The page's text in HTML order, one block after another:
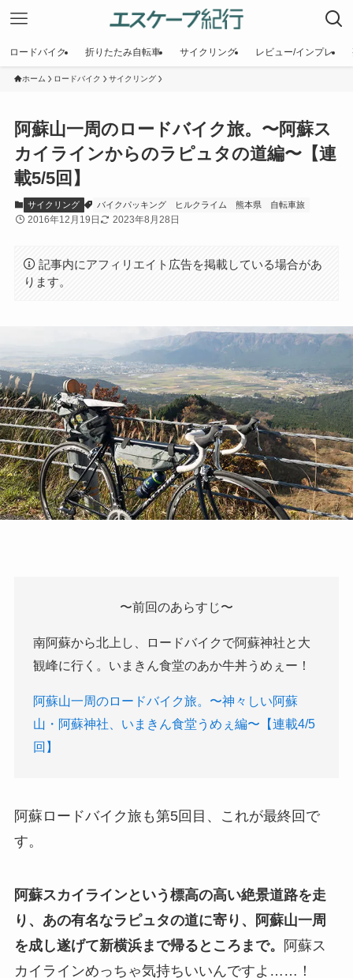
ロードバイク 折りたたみ自転車 サイクリング レビュー/インプレ
ホーム ロードバイク サイクリング
阿蘇山一周のロードバイク旅。〜阿蘇ス
カイラインからのラピュタの道編〜【連
載5/5回】
サイクリング バイクパッキング ヒルクライム 熊本県 自転車旅
2016年12月19日 2023年8月28日
記事内にアフィリエイト広告を掲載している場合があ
ります。
〜前回のあらすじ〜
南阿蘇から北上し、ロードバイクで阿蘇神社と大
観峰に行く。いまきん食堂のあか牛丼うめぇー！
阿蘇山一周のロードバイク旅。〜神々しい阿蘇
山・阿蘇神社、いまきん食堂うめぇ編〜【連載4/5
回】
阿蘇ロードバイク旅も第5回目、これが最終回で
す。
阿蘇スカイラインという標高の高い絶景道路を走
り、あの有名なラピュタの道に寄り、阿蘇山一周
を成し遂げて新横浜まで帰るところまで。
阿蘇ス
カイラインめっちゃ気持ちいいんですよ……！